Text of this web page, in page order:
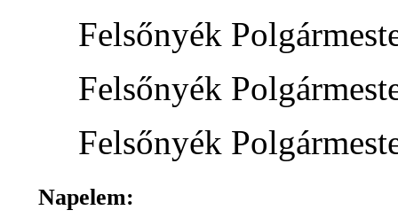
Felsőnyék
Felsőnyék
Felsőnyék
Napelem: